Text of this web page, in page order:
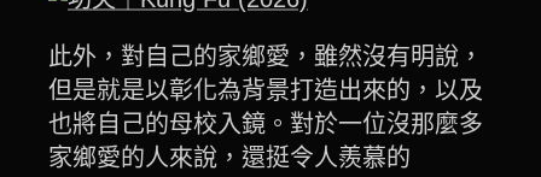
此外，對自己的家鄉愛，雖然沒有明說，
但是就是以彰化為背景打造出來的，以及
也將自己的母校入鏡。對於一位沒那麼多
家鄉愛的人來說，還挺令人羨慕的